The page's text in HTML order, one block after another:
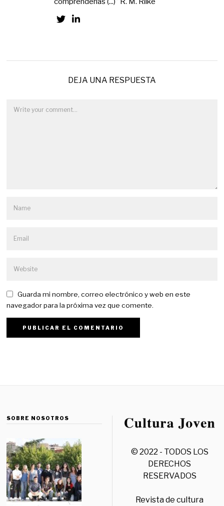
DEJA UNA RESPUESTA
Guarda mi nombre, correo electrónico y web en este
navegador para la próxima vez que comente.
SOBRE NOSOTROS
© 2022 - TODOS LOS
DERECHOS
RESERVADOS
Revista de cultura